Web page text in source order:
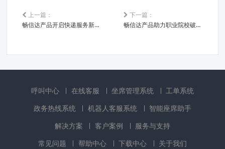
上一篇：
畅信达产品开启快递服务新篇章
下一篇：
畅信达产品助力职业院校破解招生难题
呼叫中心 在线客服 坐席管理系统
工单系统
政务热线系统
机器人客服系统
智能座席助手
解决方案
客户案例
服务与支持
常见问题
帮助中心 下载中心 关于我们